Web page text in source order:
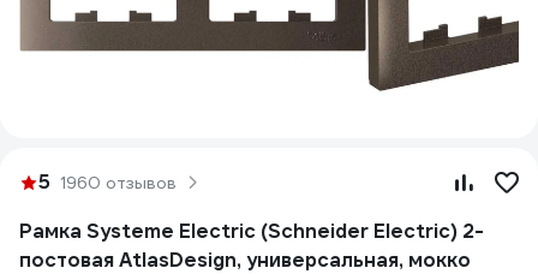
5 1960 отзывов
Рамка Systeme Electric (Schneider Electric) 2-
постовая AtlasDesign, универсальная, мокко